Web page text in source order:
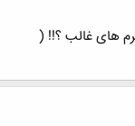
: معماری اسیر فرم های غالب ؟!! (